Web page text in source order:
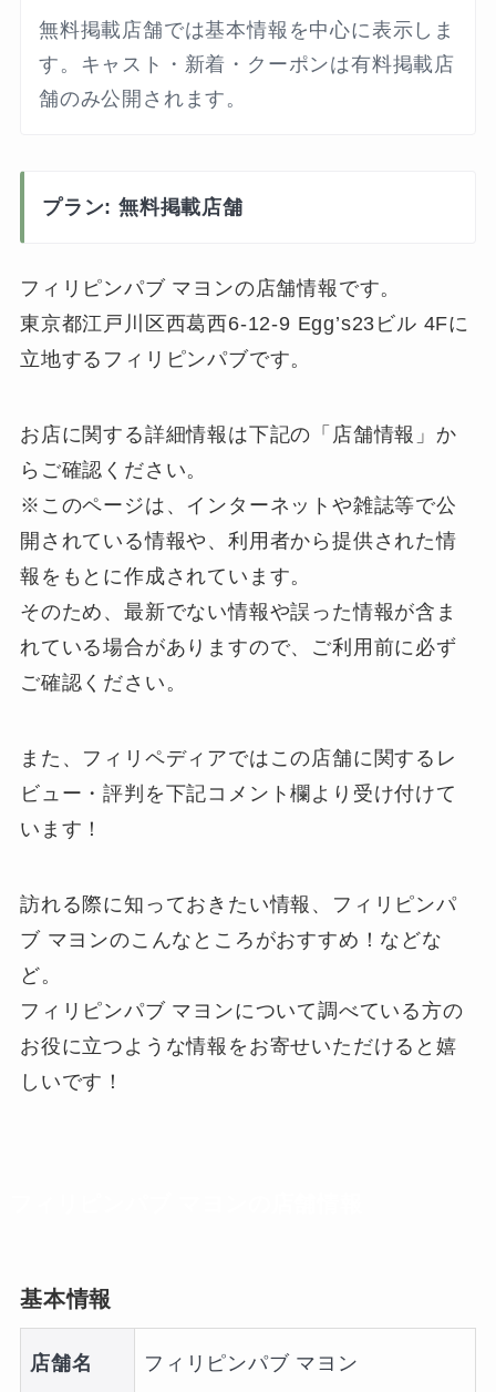
無料掲載店舗では基本情報を中心に表示しま
す。キャスト・新着・クーポンは有料掲載店
舗のみ公開されます。
プラン: 無料掲載店舗
フィリピンパブ マヨンの店舗情報です。
東京都江戸川区西葛西6-12-9 Egg’s23ビル 4Fに
立地するフィリピンパブです。
お店に関する詳細情報は下記の「店舗情報」か
らご確認ください。
※このページは、インターネットや雑誌等で公
開されている情報や、利用者から提供された情
報をもとに作成されています。
そのため、最新でない情報や誤った情報が含ま
れている場合がありますので、ご利用前に必ず
ご確認ください。
また、フィリペディアではこの店舗に関するレ
ビュー・評判を下記コメント欄 より受け付けて
います！
訪れる際に知っておきたい情報、フィリピンパ
ブ マヨンのこんなところがおすすめ！などな
ど。
フィリピンパブ マヨンについて調べている方の
お役に立つような情報をお寄せいただけると嬉
しいです！
基本情報
店舗名 フィリピンパブ マヨン